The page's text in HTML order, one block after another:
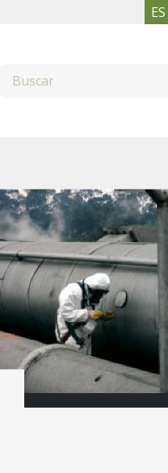
ES